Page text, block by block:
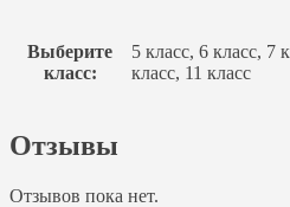
Выберите
класс:
5 класс, 6 класс, 7
класс, 11 класс
Отзывы
Отзывов пока нет.